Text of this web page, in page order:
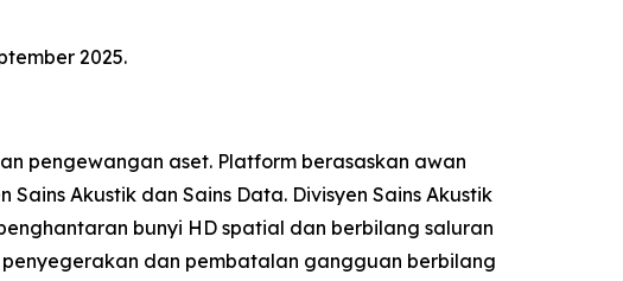
2025.
pengewangan aset. Platform berasaskan awan
Akustik dan Sains Data. Divisyen Sains Akustik
bunyi HD spatial dan berbilang saluran
dan pembatalan gangguan berbilang